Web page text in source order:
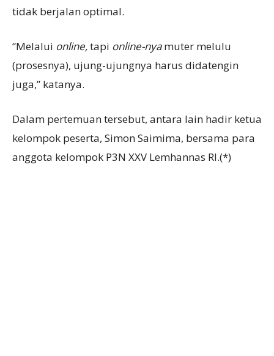
tidak berjalan optimal.
“Melalui online,tapi online-nyamuter melulu
(prosesnya), ujung-ujungnya harus didatengin
juga,” katanya.
Dalam pertemuan tersebut, antara lain hadir ketua
kelompok peserta, Simon Saimima, bersama para
anggota kelompok P3N XXV Lemhannas RI.(*)